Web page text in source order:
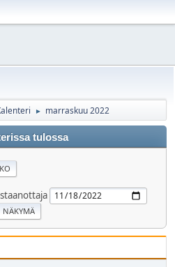
► marraskuu 2022
tulossa